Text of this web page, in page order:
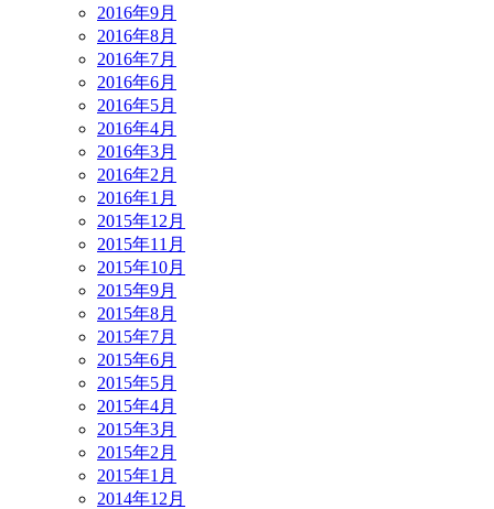
2016年9月
2016年8月
2016年7月
2016年6月
2016年5月
2016年4月
2016年3月
2016年2月
2016年1月
2015年12月
2015年11月
2015年10月
2015年9月
2015年8月
2015年7月
2015年6月
2015年5月
2015年4月
2015年3月
2015年2月
2015年1月
2014年12月